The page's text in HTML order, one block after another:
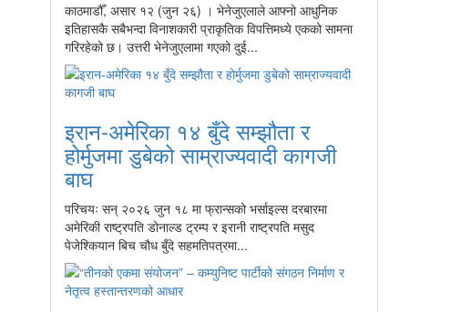
काठमाडौँ, असार १२ (जुन २६) । भेनेजुएलाले आफ्नो आधुनिक
इतिहासकै सबैभन्दा विनाशकारी प्राकृतिक विपत्तिमध्ये एकको सामना
गरिरहेको छ। उत्तरी भेनेजुएलामा गएको दुई...
इरान-अमेरिका १४ बुँदे सम्झौता र
होर्मुजमा डुबेको साम्राज्यवादी कागजी
बाघ
परिचयः सन् २०२६ जुन १८ मा फ्रान्सको भर्साइल्स दरबारमा
अमेरिकी राष्ट्रपति डोनाल्ड ट्रम्प र इरानी राष्ट्रपति मसुद
पेजेश्कियान बिच चौध बुँदे सहमतिपत्रमा...